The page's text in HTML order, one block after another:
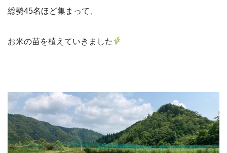
総勢45名ほど集まって、
お米の苗を植えていきました